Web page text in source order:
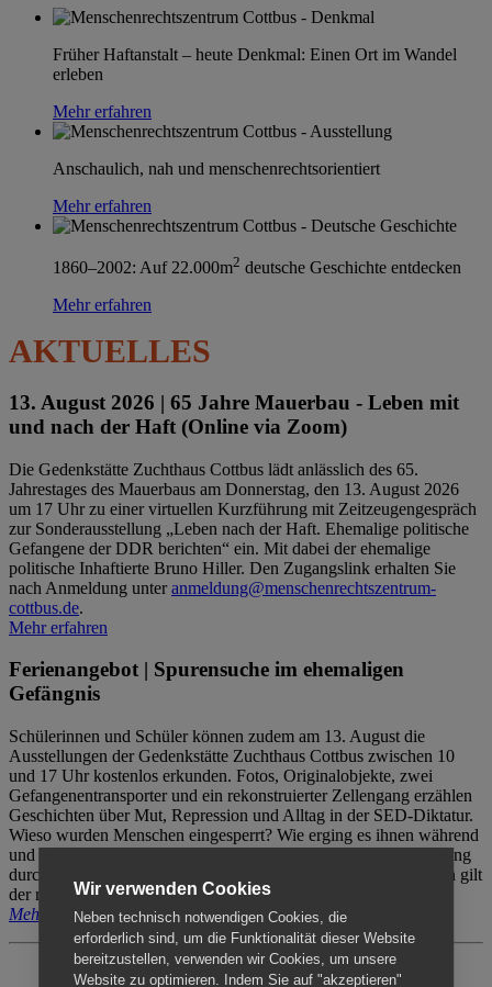
Früher Haftanstalt – heute Denkmal: Einen Ort im Wandel
erleben
Mehr erfahren
Anschaulich, nah und menschenrechtsorientiert
Mehr erfahren
1860–2002: Auf 22.000m2 deutsche Geschichte entdecken
Mehr erfahren
AKTUELLES
13. August 2026 | 65 Jahre Mauerbau - Leben mit
und nach der Haft (Online via Zoom)
Die Gedenkstätte Zuchthaus Cottbus lädt anlässlich des 65.
Jahrestages des Mauerbaus am Donnerstag, den 13. August 2026
um 17 Uhr zu einer virtuellen Kurzführung mit Zeitzeugengespräch
zur Sonderausstellung „Leben nach der Haft. Ehemalige politische
Gefangene der DDR berichten“ ein. Mit dabei der ehemalige
politische Inhaftierte Bruno Hiller. Den Zugangslink erhalten Sie
nach Anmeldung unteranmeldung@menschenrechtszentrum-
cottbus.de.
Mehr erfahren
Ferienangebot | Spurensuche im ehemaligen
Gefängnis
Schülerinnen und Schüler können zudem am 13. August die
Ausstellungen der Gedenkstätte Zuchthaus Cottbus zwischen 10
und 17 Uhr kostenlos erkunden. Fotos, Originalobjekte, zwei
Gefangenentransporter und ein rekonstruierter Zellengang erzählen
Geschichten über Mut, Repression und Alltag in der SED-Diktatur.
Wieso wurden Menschen eingesperrt? Wie erging es ihnen während
und nach der Haft? Der Besuch erfolgt individuell ohne Betreuung
durch das Menschenrechtszentrum Cottbus. Für Begleitpersonen gilt
der reguläre Eintritt (8€ / ermäßigt 5€).
Mehr erfahren
Wir verwenden Cookies
Neben technisch notwendigen Cookies, die
erforderlich sind, um die Funktionalität dieser Website
bereitzustellen, verwenden wir Cookies, um unsere
Website zu optimieren. Indem Sie auf "akzeptieren"